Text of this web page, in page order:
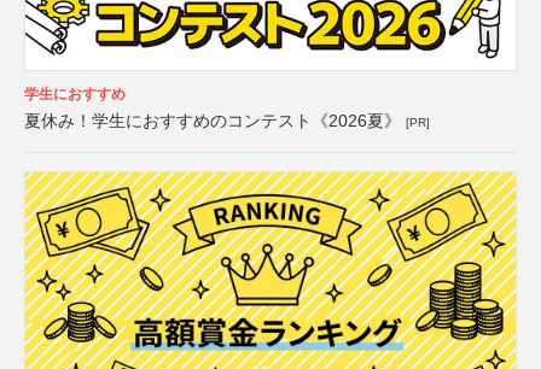
学生におすすめ
夏休み！学生におすすめのコンテスト《2026夏》 [PR]